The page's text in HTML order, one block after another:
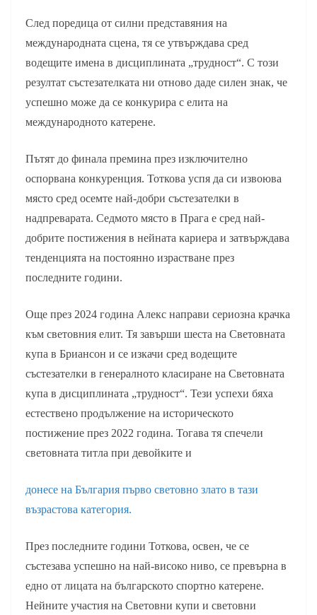
След поредица от силни представяния на
международната сцена, тя се утвърждава сред
водещите имена в дисциплината „трудност“. С този
резултат състезателката ни отново даде силен знак, че
успешно може да се конкурира с елита на
международното катерене.
Пътят до финала премина през изключително
оспорвана конкуренция. Тоткова успя да си извоюва
място сред осемте най-добри състезателки в
надпреварата. Седмото място в Прага е сред най-
добрите постижения в нейната кариера и затвърждава
тенденцията на постоянно израстване през
последните години.
Още през 2024 година Алекс направи сериозна крачка
към световния елит. Тя завърши шеста на Световната
купа в Бриансон и се изкачи сред водещите
състезателки в генералното класиране на Световната
купа в дисциплината „трудност“. Тези успехи бяха
естествено продължение на историческото
постижение през 2022 година. Тогава тя спечели
световната титла при девойките и
донесе на България първо световно злато в тази
възрастова категория.
През последните години Тоткова, освен, че се
състезава успешно на най-високо ниво, се превърна в
едно от лицата на българското спортно катерене.
Нейните участия на Световни купи и световни